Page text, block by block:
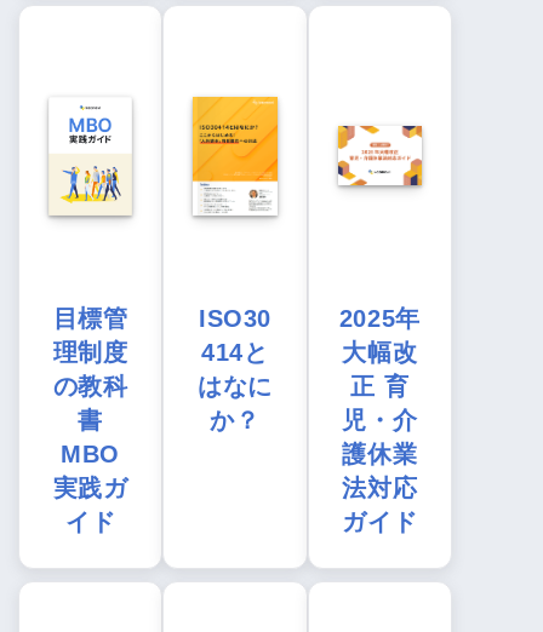
目標管
理制度
の教科
書
MBO
実践ガ
イド
ISO30
414と
はなに
か？
2025年
大幅改
正 育
児・介
護休業
法対応
ガイド